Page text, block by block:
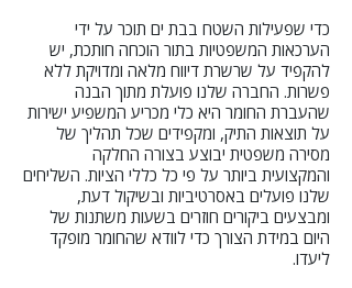
כדי שפעילות השטח בבת ים תוכר על ידי
הערכאות המשפטיות בתור הוכחה חותכת, יש
להקפיד על שרשרת דיווח מלאה ומדויקת ללא
פשרות. החברה שלנו פועלת מתוך הבנה
שהעברת החומר היא כלי מכריע המשפיע ישירות
על תוצאות התיק, ומקפידים שכל תהליך של
מסירה משפטית יבוצע בצורה החלקה
והמקצועית ביותר על פי כל כללי הציות. השליחים
שלנו פועלים באסרטיביות ובשיקול דעת,
ומבצעים ביקורים חוזרים בשעות משתנות של
היום במידת הצורך כדי לוודא שהחומר מופקד
ליעדו.